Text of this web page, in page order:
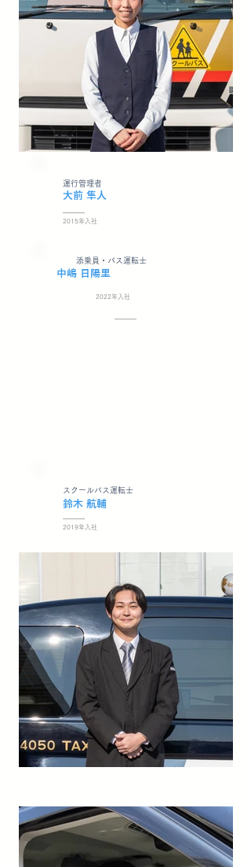
​運行管理者
​大前 隼人
2015年入社
​添乗員・バス運転士
​中嶋 日陽里
2022年入社
​スクールバス運転士
鈴木 航輔
2019年入社